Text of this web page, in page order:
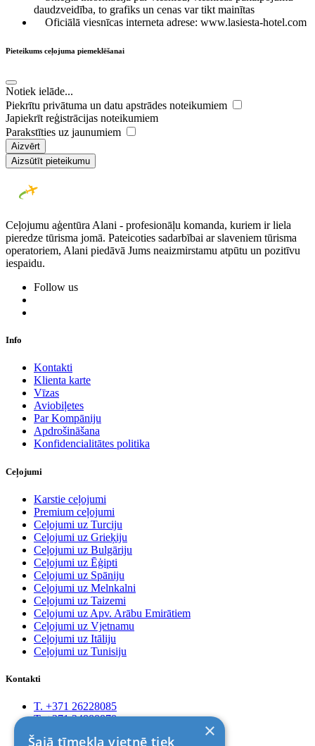
daudzveidība, to grafiks un cenas var tikt mainītas
Oficiālā viesnīcas interneta adrese: www.lasiesta-hotel.com
Pieteikums ceļojuma piemeklēšanai
Notiek ielāde...
Piekrītu privātuma un datu apstrādes noteikumiem
Japiekrīt reģistrācijas noteikumiem
Parakstīties uz jaunumiem
Aizvērt
Aizsūtīt pieteikumu
Ceļojumu aģentūra Alani - profesionāļu komanda, kuriem ir liela
pieredze tūrisma jomā. Pateicoties sadarbībai ar slaveniem tūrisma
operatoriem, Alani piedāvā Jums neaizmirstamu atpūtu un pozitīvu
iespaidu.
Follow us
Info
Kontakti
Klienta karte
Vīzas
Aviobiļetes
Par Kompāniju
Apdrošināšana
Konfidencialitātes politika
Ceļojumi
Karstie ceļojumi
Premium ceļojumi
Ceļojumi uz Turciju
Ceļojumi uz Grieķiju
Ceļojumi uz Bulgāriju
Ceļojumi uz Ēģipti
Ceļojumi uz Spāniju
Ceļojumi uz Melnkalni
Ceļojumi uz Taizemi
Ceļojumi uz Apv. Arābu Emirātiem
Ceļojumi uz Vjetnamu
Ceļojumi uz Itāliju
Ceļojumi uz Tunisiju
Kontakti
T. +371 26228085
T. +371 24888878
×
Šajā tīmekļa vietnē tiek